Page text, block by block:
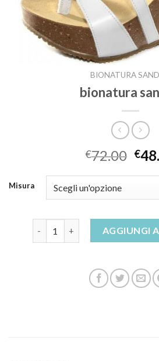
BIONATURA
bionatura
€72.00 €
Misura
bionatura sandali quantità
AGGIUNGI